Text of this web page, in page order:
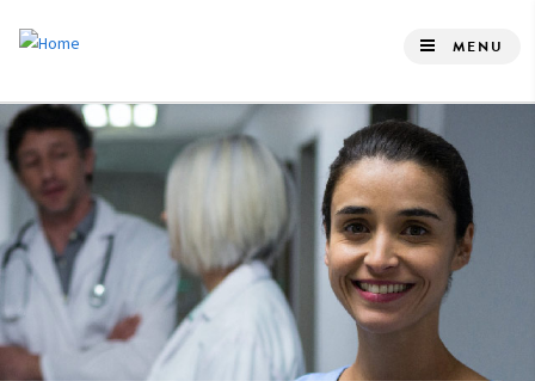
de
inhoud
gaan
MENU